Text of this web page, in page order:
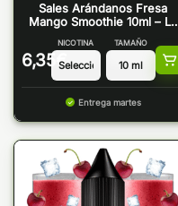
Sales Arándanos Fresa
Mango Smoothie 10ml – La
6,35 €
NICOTINA TAMAÑO
Entrega martes